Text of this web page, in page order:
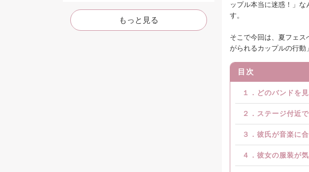
もっと見る
ップル本当に迷惑！」な
す。
そこで今回は、夏フェ
がられるカップルの行動
目次
１．どのバンドを
２．ステージ付近
３．彼氏が音楽に
４．彼女の服装が